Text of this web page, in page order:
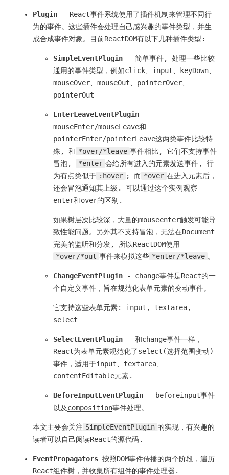
Plugin - React事件系统使用了插件机制来管理不同行
为的事件。这些插件会处理自己感兴趣的事件类型，并生
成合成事件对象。目前ReactDOM有以下几种插件类型:
SimpleEventPlugin - 简单事件, 处理一些比较
通用的事件类型，例如click、input、keyDown、
mouseOver、mouseOut、pointerOver、
pointerOut
EnterLeaveEventPlugin -
mouseEnter/mouseLeave和
pointerEnter/pointerLeave这两类事件比较特
殊, 和 *over/*leave 事件相比, 它们不支持事件
冒泡,
*enter 会给所有进入的元素发送事件, 行
为有点类似于 :hover ; 而 *over 在进入元素后，
还会冒泡通知其上级. 可以通过这个实例观察
enter和over的区别.
如果树层次比较深，大量的mouseenter触发可能导
致性能问题。另外其不支持冒泡，无法在Document
完美的监听和分发, 所以ReactDOM使用
*over/*out 事件来模拟这些 *enter/*leave 。
ChangeEventPlugin - change事件是React的一
个自定义事件，旨在规范化表单元素的变动事件。
它支持这些表单元素: input, textarea,
select
SelectEventPlugin - 和change事件一样，
React为表单元素规范化了select(选择范围变动)
事件，适用于input、textarea、
contentEditable元素.
BeforeInputEventPlugin - beforeinput事件
以及composition事件处理。
本文主要会关注 SimpleEventPlugin 的实现，有兴趣的
读者可以自己阅读React的源代码.
EventPropagators 按照DOM事件传播的两个阶段，遍历
React组件树，并收集所有组件的事件处理器.